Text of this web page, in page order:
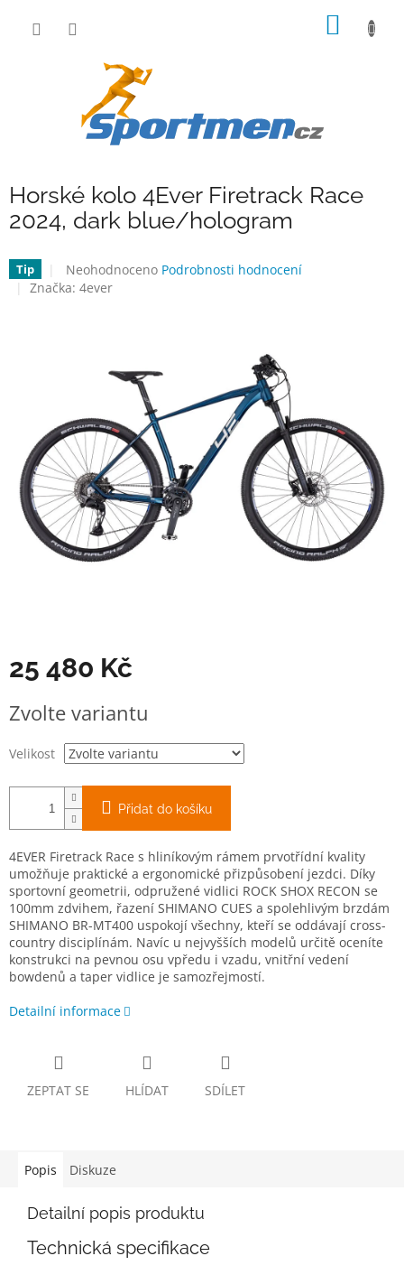
Horské kolo 4Ever Firetrack Race
2024, dark blue/hologram
Tip
Průměrné
hodnocení
Neohodnoceno Podrobnosti hodnocení
Značka: 4ever
25 480 Kč
cena:
Zvolte variantu
Velikost
Přidat do košíku
4EVER Firetrack Race s hliníkovým rámem prvotřídní kvality
umožňuje praktické a ergonomické přizpůsobení jezdci. Díky
sportovní geometrii, odpružené vidlici ROCK SHOX RECON se
100mm zdvihem, řazení SHIMANO CUES a spolehlivým brzdám
SHIMANO BR-MT400 uspokojí všechny, kteří se oddávají cross-
country disciplínám. Navíc u nejvyšších modelů určitě oceníte
konstrukci na pevnou osu vpředu i vzadu, vnitřní vedení
bowdenů a taper vidlice je samozřejmostí.
Detailní informace
ZEPTAT SE HLÍDAT SDÍLET
Popis Diskuze
Detailní popis produktu
Technická specifikace